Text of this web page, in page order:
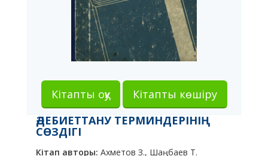
Кітапты оқу
Кітапты көшіру
ӘДЕБИЕТТАНУ ТЕРМИНДЕРІНІҢ
СӨЗДІГІ
Кітап авторы: Ахметов З., Шаңбаев Т.